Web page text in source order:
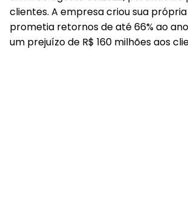
clientes. A empresa criou sua
prometia retornos de até 66% ao
um prejuízo de R$ 160 milhões aos